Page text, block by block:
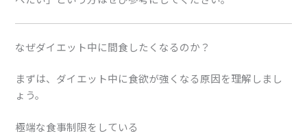
なぜダイエット中に間食したくなるのか？
まずは、ダイエット中に食欲が強くなる原因を理解しまし
ょう。
極端な食事制限をしている